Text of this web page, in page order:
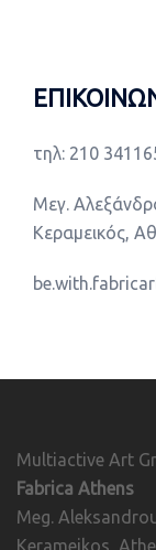
τηλ: 210
Μεγ.
Κεραμεικός,
Multiactive Art
Fabrica Athens
Meg.
Kerameikos,